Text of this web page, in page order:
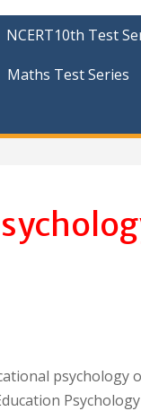
NCERT10th Test
Maths Test Series
psychology